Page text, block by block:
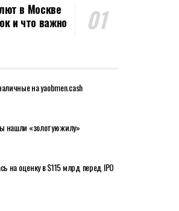
в Москве
и что важно
на yaobmen.cash
нашли «золотую жилу»
на оценку в $115 млрд перед IPO